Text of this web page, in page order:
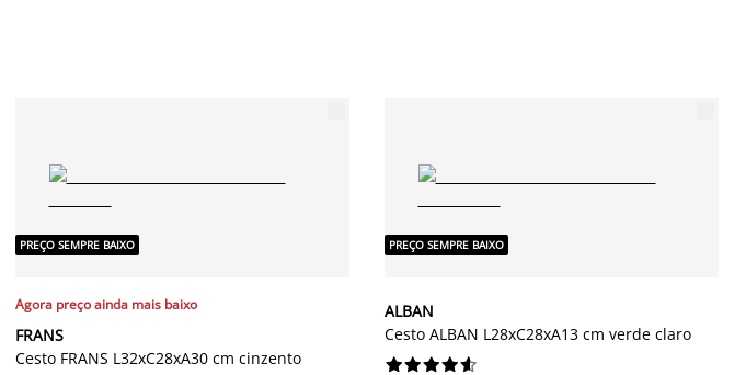
PREÇO SEMPRE BAIXO
Agora preço ainda mais baixo
FRANS
Cesto FRANS L32xC28xA30 cm cinzento
PREÇO SEMPRE BAIXO
ALBAN
Cesto ALBAN L28xC28xA13 cm verde claro





